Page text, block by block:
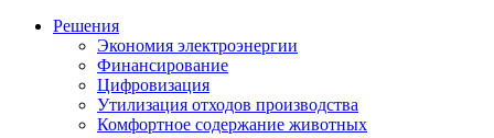
Решения
Экономия электроэнергии
Финансирование
Цифровизация
Утилизация отходов производства
Комфортное содержание животных